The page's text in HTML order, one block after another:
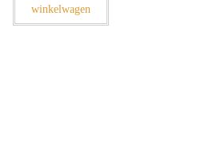
winkelwagen